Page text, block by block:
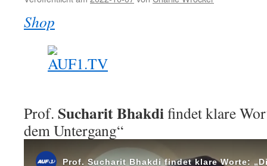
Shop
Prof. Sucharit Bhakdifindet klare
dem Untergang“